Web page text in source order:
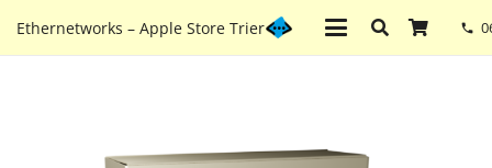
Ethernetworks – Apple Store Trier phone